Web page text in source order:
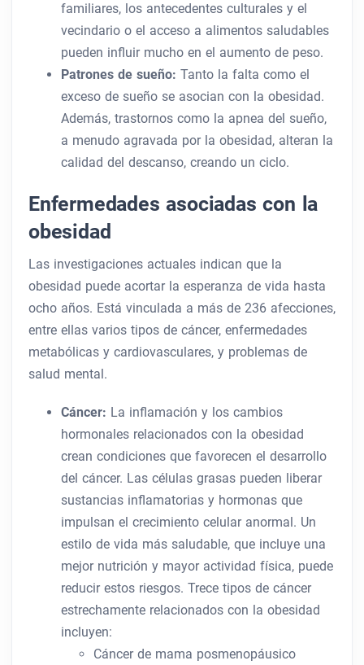
familiares, los antecedentes culturales y el
vecindario o el acceso a alimentos saludables
pueden influir mucho en el aumento de peso.
Patrones de sueño: Tanto la falta como el
exceso de sueño se asocian con la obesidad.
Además, trastornos como la apnea del sueño,
a menudo agravada por la obesidad, alteran la
calidad del descanso, creando un ciclo.
Enfermedades asociadas con la
obesidad
Las investigaciones actuales indican que la
obesidad puede acortar la esperanza de vida hasta
ocho años. Está vinculada a más de 236 afecciones,
entre ellas varios tipos de cáncer, enfermedades
metabólicas y cardiovasculares, y problemas de
salud mental.
Cáncer: La inflamación y los cambios
hormonales relacionados con la obesidad
crean condiciones que favorecen el desarrollo
del cáncer. Las células grasas pueden liberar
sustancias inflamatorias y hormonas que
impulsan el crecimiento celular anormal. Un
estilo de vida más saludable, que incluye una
mejor nutrición y mayor actividad física, puede
reducir estos riesgos. Trece tipos de cáncer
estrechamente relacionados con la obesidad
incluyen:
Cáncer de mama posmenopáusico